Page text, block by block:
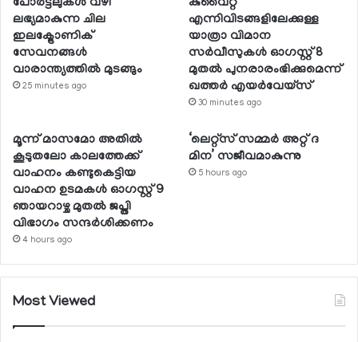
പോര്‍ട്ടലുകള്‍ വഴി
ലഭ്യമാകുന്ന ചില
ഇലക്ട്രോണിക്
സേവനങ്ങള്‍
വാരാന്ത്യത്തില്‍ മുടങ്ങും
25 minutes ago
കുവൈറ്റ്
എന്നിവിടങ്ങളിലേക്കുള്ള
യാത്രാ വിമാന
സര്‍വീസുകള്‍ ഓഗസ്റ്റ് 8
മുതല്‍ പുനരാരംഭിക്കുമെന്ന്
ഖത്തര്‍ എയര്‍വേയ്സ്
30 minutes ago
മൂന്ന് മാസമോ അതില്‍
കൂടുതലോ കാലത്തേക്ക്
വാഹനം കണ്ടുകെട്ടിയ
വാഹന ഉടമകള്‍ ഓഗസ്റ്റ് 9
ഞായറാഴ്ച മുതല്‍ ജപ്തി
വിഭാഗം സന്ദര്‍ശിക്കണം
4 hours ago
‘ലെറ്റ്‌സ് സമ്മര്‍ അറ്റ് ദ
മിന’ സജീവമാകുന്നു
5 hours ago
Most Viewed